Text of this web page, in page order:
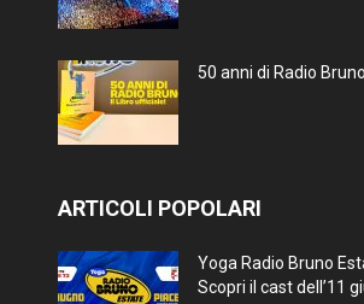
50 anni di Radio
ARTICOLI POPOLARI
Yoga Radio Bruno
Scopri il cast dell’11